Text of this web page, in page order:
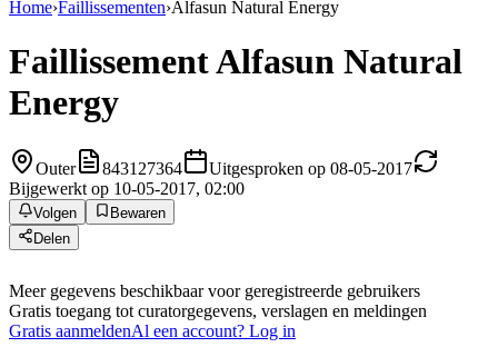
Home›Faillissementen›Alfasun Natural Energy
FaillissementAlfasun Natural
Energy
Outer 843127364
Uitgesproken op 08-05-2017
Bijgewerkt op 10-05-2017, 02:00
Volgen
Bewaren
Delen
Meer gegevens beschikbaar voor geregistreerde gebruikers
Gratis toegang tot curatorgegevens, verslagen en meldingen
Gratis aanmeldenAl een account? Log in